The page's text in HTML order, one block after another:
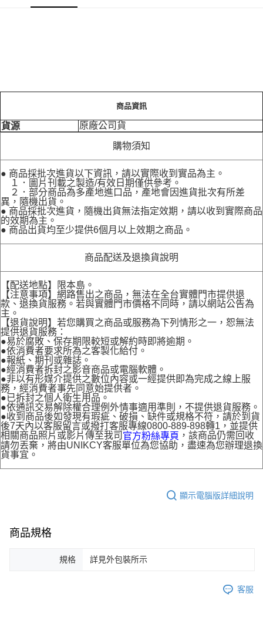
7-11取貨付款［需3-5個工作天不含預購商品］
商品資訊
貨源 原廠公司貨
購物須知
● 商品採批次進貨以下資訊，請以實際收到實品為主。
１．圖片刊載之製造/有效日期僅供參考。
２．部分商品為多產地進口品，產地會因進貨批次有所差
異，隨機出貨。
● 商品採批次進貨，隨機出貨無法指定效期，請以收到實際商品
的效期為主。
● 商品出貨均至少提供6個月以上效期之商品。
商品配送及退換貨說明
【配送地點】限本島。
【注意事項】網路售出之商品，無法在全台實體門市提供退
款、退換貨服務。若與實體門市價格不同時，請以網站公告為
主。
【退貨說明】若您購買之商品或服務為下列情形之一，恕無法
提供退貨服務：
●易於腐敗、保存期限較短或解約時即將逾期。
●依消費者要求所為之客製化給付。
●報紙、期刊或雜誌。
●經消費者拆封之影音商品或電腦軟體。
●非以有形媒介提供之數位內容或一經提供即為完成之線上服
務，經消費者事先同意始提供者。
●已拆封之個人衛生用品。
●依通訊交易解除權合理例外情事適用準則，不提供退貨服務。
●收到商品後如發現有瑕疵、破損、缺件或規格不符，請於到貨
後7天內以客服留言或撥打客服專線0800-889-898轉1，並提供
相關商品照片或影片傳至我司 官方粉絲專頁 ，該商品仍需回收
請勿丟棄，將由UNIKCY客服單位為您協助，盡速為您辦理退換
貨事宜。
顯示電腦版詳細說明
商品規格
規格 詳見外包裝所示
客服